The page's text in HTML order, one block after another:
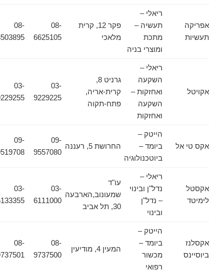
אפריקה
תעשיות
ריאלי –
תעשיה –
מתכת
ומוצרי בניה
פקר 12, קרית
מלאכי
08-
6625105
08-
8503895
אקויטל
ריאלי –
השקעה
ואחזקות –
השקעה
ואחזקות
גרניט 8,
קרית-אריה,
פתח-תקוה
03-
9229225
03-
9229255
אקס טי אל
הייטק –
ביומד –
ביוטכנולוגיה
החרושת 5, רעננה
09-
9557080
09-
9519708
אקסטל
לימיטד
ריאלי –
נדל"ן ובינוי
– נדל"ן
ובינוי
עו"ד
שמעונוב,הארבעה
30, תל אביב
03-
6111000
03-
6133355
אקסלנז
ביוסיינס
הייטק –
ביומד –
מכשור
רפואי
המעין 4, מודיעין
08-
9737500
08-
9737501